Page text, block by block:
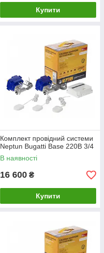
Купити
Комплект провідний системи
Neptun Bugatti Base 220B 3/4
В наявності
16 600 ₴
Купити